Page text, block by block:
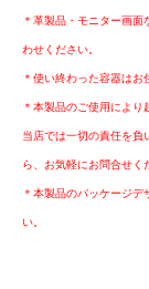
＊革製品・モニター画
わせください。
＊使い終わった容器はお
＊本製品のご使用により
当店では一切の責任を負
ら、お気軽にお問合せく
＊本製品のパッケージ
い。